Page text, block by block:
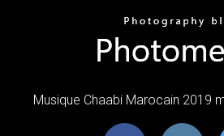
Musique Chaabi Marocain 2019